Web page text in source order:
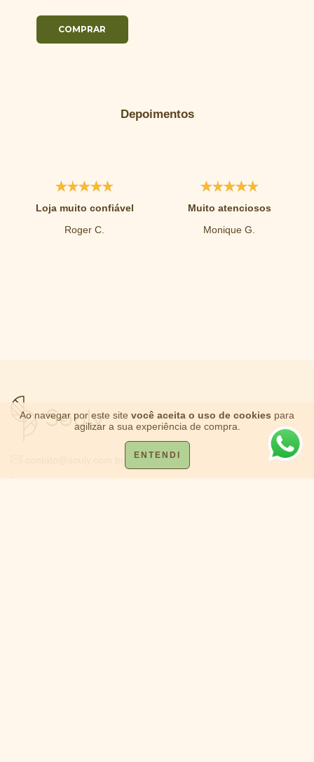
Ao navegar por este site você aceita o uso de cookies para
agilizar a sua experiência de compra.
ENTENDI
Depoimentos
Loja muito confiável
Roger C.
Muito atenciosos
Monique G.